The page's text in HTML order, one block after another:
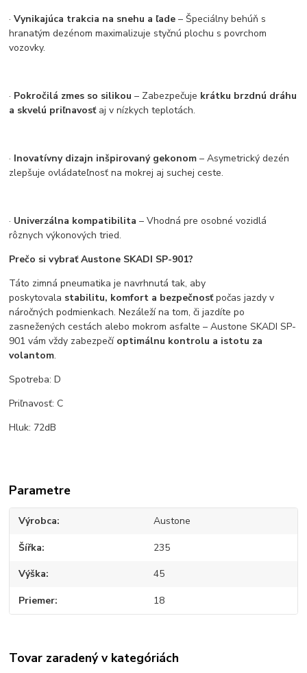
·Vynikajúca trakcia na snehu a ľade – Špeciálny behúň s
hranatým dezénom maximalizuje styčnú plochu s povrchom
vozovky.
· Pokročilá zmes so silikou – Zabezpečuje krátku brzdnú dráhu
a skvelú priľnavosťaj v nízkych teplotách.
· Inovatívny dizajn inšpirovaný gekonom – Asymetrický dezén
zlepšuje ovládateľnosť na mokrej aj suchej ceste.
· Univerzálna kompatibilita – Vhodná pre osobné vozidlá
rôznych výkonových tried.
Prečo si vybrať Austone SKADI SP-901?
Táto zimná pneumatika je navrhnutá tak, aby
poskytovala stabilitu, komfort a bezpečnosťpočas jazdy v
náročných podmienkach. Nezáleží na tom, či jazdíte po
zasnežených cestách alebo mokrom asfalte – Austone SKADI SP-
901 vám vždy zabezpečí optimálnu kontrolu a istotu za
volantom.
Spotreba: D
Priľnavosť: C
Hluk: 72dB
Parametre
Výrobca Austone
Šířka 235
Výška 45
Priemer 18
Tovar zaradený v kategóriách